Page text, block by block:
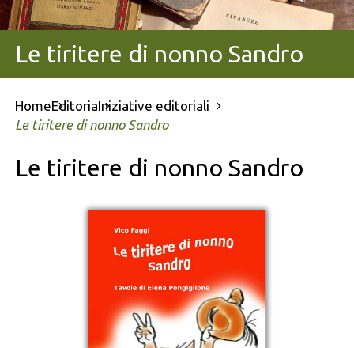
Le tiritere di nonno Sandro
HomeEditoriaIniziative editoriali
Le tiritere di nonno Sandro
Le tiritere di nonno Sandro